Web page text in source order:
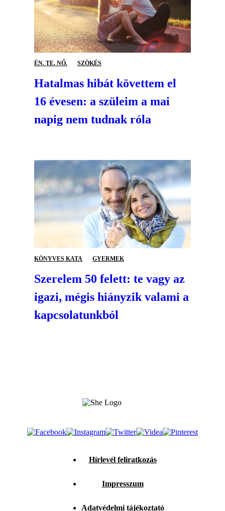
ÉN. TE. NŐ. SZÖKÉS
Hatalmas hibát követtem el
16 évesen: a szüleim a mai
napig nem tudnak róla
KÖNYVES KATA GYERMEK
Szerelem 50 felett: te vagy az
igazi, mégis hiányzik valami a
kapcsolatunkból
Hírlevél feliratkozás
Impresszum
Adatvédelmi tájékoztató